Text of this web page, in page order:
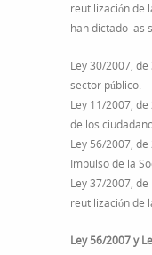
reutilización de
han dictado las
Ley 30/2007,
sector público.
Ley 11/2007,
de los
Ley 56/2007,
Impulso de la
Ley 37/2007,
reutilización de
Ley 56/2007 y